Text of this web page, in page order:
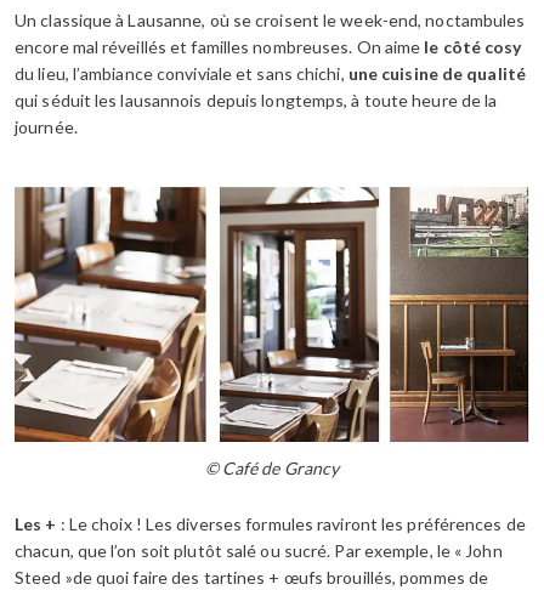
Un classique à Lausanne, où se croisent le week-end, noctambules
encore mal réveillés et familles nombreuses. On aime le côté cosy
du lieu, l’ambiance conviviale et sans chichi, une cuisine de qualité
qui séduit les lausannois depuis longtemps, à toute heure de la
journée.
© Café de Grancy
Les + : Le choix ! Les diverses formules raviront les préférences de
chacun, que l’on soit plutôt salé ou sucré. Par exemple, le « John
Steed »de quoi faire des tartines + œufs brouillés, pommes de